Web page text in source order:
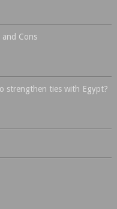
Cons
strengthen ties with Egypt?